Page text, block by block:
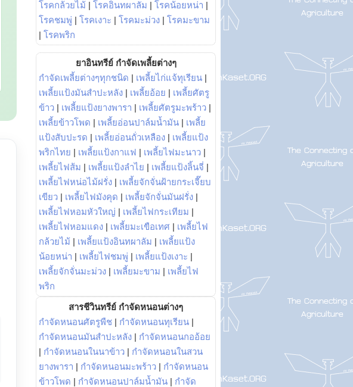
โรคกล้วยไม้ | โรคอินทผาลัม | โรคน้อยหน่า |
โรคชมพู่ | โรคเงาะ | โรคมะม่วง | โรคมะขาม
| โรคพริก
ยาอินทรีย์ กำจัดเพลี้ยต่างๆ
กำจัดเพลี้ยต่างๆทุกชนิด | เพลี้ยไก่แจ้ทุเรียน |
เพลี้ยแป้งมันสำปะหลัง | เพลี้ยอ้อย | เพลี้ยศัตรู
ข้าว | เพลี้ยแป้งยางพารา | เพลี้ยศัตรูมะพร้าว |
เพลี้ยข้าวโพด | เพลี้ยอ่อนปาล์มน้ำมัน | เพลี้ย
แป้งสับปะรด | เพลี้ยอ่อนถั่วเหลือง | เพลี้ยแป้ง
พริกไทย | เพลี้ยแป้งกาแฟ | เพลี้ยไฟมะนาว |
เพลี้ยไฟส้ม | เพลี้ยแป้งลำไย | เพลี้ยแป้งลิ้นจี่ |
เพลี้ยไฟหน่อไม้ฝรั่ง | เพลี้ยจักจั่นฝ้ายกระเจี๊ยบ
เขียว | เพลี้ยไฟมังคุด | เพลี้ยจักจั่นมันฝรั่ง |
เพลี้ยไฟหอมหัวใหญ่ | เพลี้ยไฟกระเทียม |
เพลี้ยไฟหอมแดง | เพลี้ยมะเขือเทศ | เพลี้ยไฟ
กล้วยไม้ | เพลี้ยแป้งอินทผาลัม | เพลี้ยแป้ง
น้อยหน่า | เพลี้ยไฟชมพู่ | เพลี้ยแป้งเงาะ |
เพลี้ยจักจั่นมะม่วง | เพลี้ยมะขาม | เพลี้ยไฟ
พริก
สารชีวินทรีย์ กำจัดหนอนต่างๆ
กำจัดหนอนศัตรูพืช | กำจัดหนอนทุเรียน |
กำจัดหนอนมันสำปะหลัง | กำจัดหนอนกออ้อย
| กำจัดหนอนในนาข้าว | กำจัดหนอนในสวน
ยางพารา | กำจัดหนอนมะพร้าว | กำจัดหนอน
ข้าวโพด | กำจัดหนอนปาล์มน้ำมัน | กำจัด